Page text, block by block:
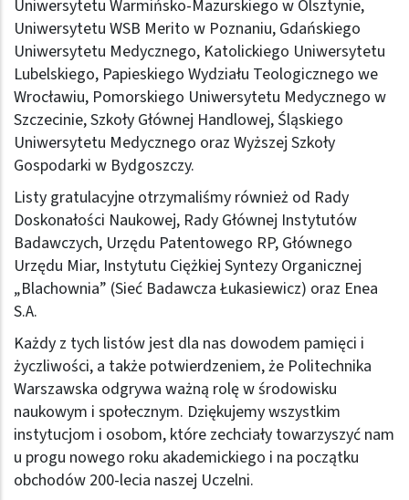
Uniwersytetu Warmińsko-Mazurskiego w Olsztynie,
Uniwersytetu WSB Merito w Poznaniu, Gdańskiego
Uniwersytetu Medycznego, Katolickiego Uniwersytetu
Lubelskiego, Papieskiego Wydziału Teologicznego we
Wrocławiu, Pomorskiego Uniwersytetu Medycznego w
Szczecinie, Szkoły Głównej Handlowej, Śląskiego
Uniwersytetu Medycznego oraz Wyższej Szkoły
Gospodarki w Bydgoszczy.
Listy gratulacyjne otrzymaliśmy również od Rady
Doskonałości Naukowej, Rady Głównej Instytutów
Badawczych, Urzędu Patentowego RP, Głównego
Urzędu Miar, Instytutu Ciężkiej Syntezy Organicznej
„Blachownia” (Sieć Badawcza Łukasiewicz) oraz Enea
S.A.
Każdy z tych listów jest dla nas dowodem pamięci i
życzliwości, a także potwierdzeniem, że Politechnika
Warszawska odgrywa ważną rolę w środowisku
naukowym i społecznym. Dziękujemy wszystkim
instytucjom i osobom, które zechciały towarzyszyć nam
u progu nowego roku akademickiego i na początku
obchodów 200-lecia naszej Uczelni.